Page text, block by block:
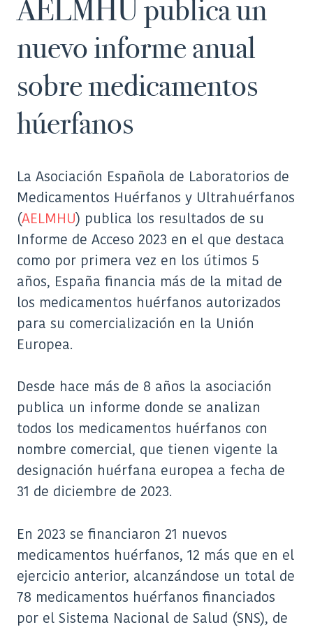
(Twitter)
AELMHU publica un
nuevo informe anual
sobre medicamentos
húerfanos
La Asociación Española de Laboratorios de
Medicamentos Huérfanos y Ultrahuérfanos
(AELMHU) publica los resultados de su
Informe de Acceso 2023 en el que destaca
como por primera vez en los útimos 5
años, España financia más de la mitad de
los medicamentos huérfanos autorizados
para su comercialización en la Unión
Europea.
Desde hace más de 8 años la asociación
publica un informe donde se analizan
todos los medicamentos huérfanos con
nombre comercial, que tienen vigente la
designación huérfana europea a fecha de
31 de diciembre de 2023.
En 2023 se financiaron 21 nuevos
medicamentos huérfanos, 12 más que en el
ejercicio anterior, alcanzándose un total de
78 medicamentos huérfanos financiados
por el Sistema Nacional de Salud (SNS), de